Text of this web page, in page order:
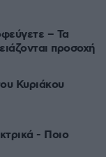
– Τα
προσοχή
Κυριάκου
- Ποιο